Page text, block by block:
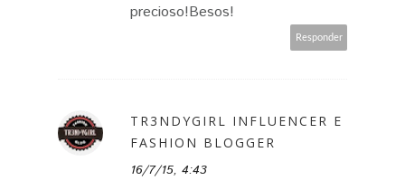
precioso!Besos!
Responder
TR3NDYGIRL INFLUENCER E
FASHION BLOGGER
16/7/15, 4:43